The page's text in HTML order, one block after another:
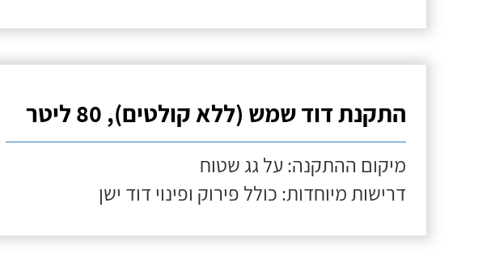
התקנת דוד שמש (ללא קולטים), 80 ליטר
מיקום ההתקנה: על גג שטוח
דרישות מיוחדות: כולל פירוק ופינוי דוד ישן